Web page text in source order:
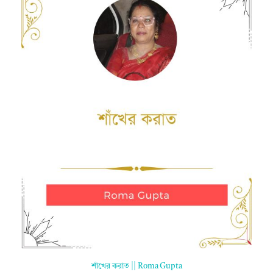
শাঁখের করাত || Roma Gupta